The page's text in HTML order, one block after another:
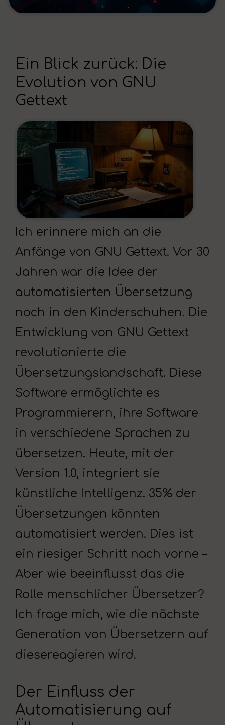
Ein Blick zurück: Die
Evolution von GNU
Gettext
Ich erinnere mich an die
Anfänge von GNU Gettext. Vor 30
Jahren war die Idee der
automatisierten Übersetzung
noch in den Kinderschuhen. Die
Entwicklung von GNU Gettext
revolutionierte die
Übersetzungslandschaft. Diese
Software ermöglichte es
Programmierern, ihre Software
in verschiedene Sprachen zu
übersetzen. Heute, mit der
Version 1.0, integriert sie
künstliche Intelligenz. 35% der
Übersetzungen könnten
automatisiert werden. Dies ist
ein riesiger Schritt nach vorne –
Aber wie beeinflusst das die
Rolle menschlicher Übersetzer?
Ich frage mich, wie die nächste
Generation von Übersetzern auf
diesereagieren wird.
Der Einfluss der
Automatisierung auf